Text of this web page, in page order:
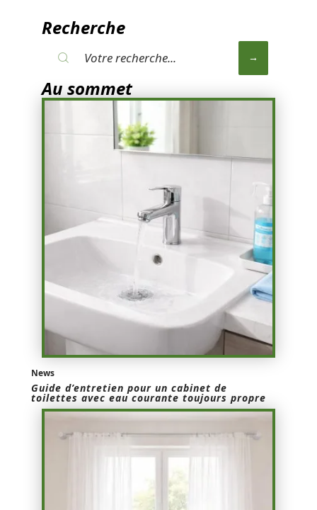
Recherche
Au sommet
News
Guide d’entretien pour un cabinet de
toilettes avec eau courante toujours propre